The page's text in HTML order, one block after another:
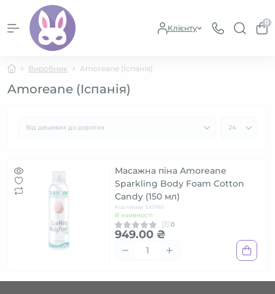
Клієнту
0
Виробник Amoreane (Іспанія)
Amoreane (Іспанія)
Масажна піна Amoreane
Sparkling Body Foam Cotton
Candy (150 мл)
Код товару: SX3960
В наявності
0
949.00 ₴